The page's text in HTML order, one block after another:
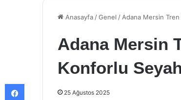
Anasayfa /Genel / Adana Mersin Tren
Adana Mersin
Konforlu
25 Ağustos 2025
Facebook